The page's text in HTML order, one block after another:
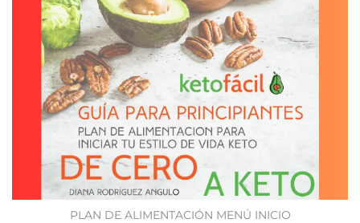
PLAN DE ALIMENTACIÓN MENÚ INICIO